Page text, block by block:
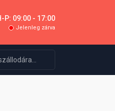
P: 09:00 - 17:00
Jelenleg zárva